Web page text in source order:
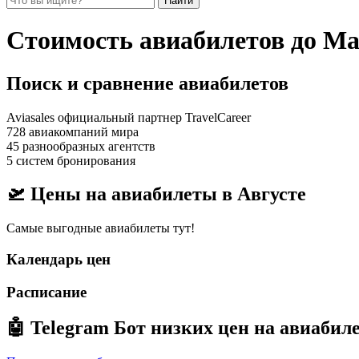
Стоимость авиабилетов до
Поиск и сравнение авиабилетов
Aviasales официальный партнер TravelCareer
728 авиакомпаний мира
45 разнообразных агентств
5 систем бронирования
🛫 Цены на авиабилеты в Августе
Самые выгодные авиабилеты тут!
Календарь цен
Расписание
🤖 Telegram Бот низких цен на